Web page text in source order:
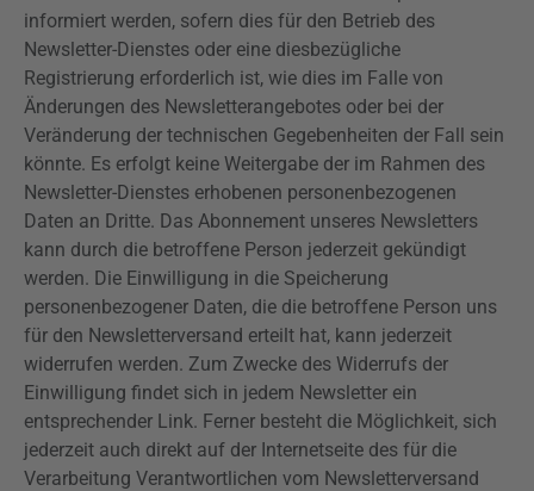
informiert werden, sofern dies für den Betrieb des
Newsletter-Dienstes oder eine diesbezügliche
Registrierung erforderlich ist, wie dies im Falle von
Änderungen des Newsletterangebotes oder bei der
Veränderung der technischen Gegebenheiten der Fall sein
könnte. Es erfolgt keine Weitergabe der im Rahmen des
Newsletter-Dienstes erhobenen personenbezogenen
Daten an Dritte. Das Abonnement unseres Newsletters
kann durch die betroffene Person jederzeit gekündigt
werden. Die Einwilligung in die Speicherung
personenbezogener Daten, die die betroffene Person uns
für den Newsletterversand erteilt hat, kann jederzeit
widerrufen werden. Zum Zwecke des Widerrufs der
Einwilligung findet sich in jedem Newsletter ein
entsprechender Link. Ferner besteht die Möglichkeit, sich
jederzeit auch direkt auf der Internetseite des für die
Verarbeitung Verantwortlichen vom Newsletterversand